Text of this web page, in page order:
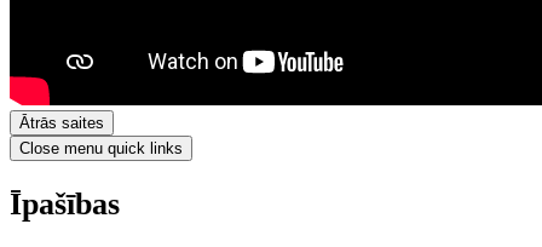
Ātrās saites
Close menu quick links
Īpašības